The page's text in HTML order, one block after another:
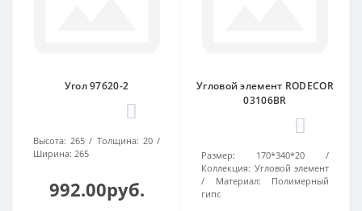
Угол 97620-2
Высота: 265 Толщина: 20
Ширина: 265
992.00руб.
Угловой элемент RODECOR
03106BR
Размер:
170*340*20
Коллекция: Угловой элемент
Материал:
Полимерный
гипс